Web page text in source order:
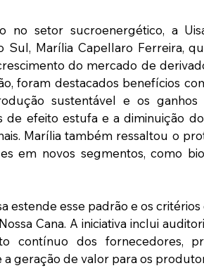
no setor sucroenergético, a
Marília Capellaro Ferreira,
do mercado de
foram destacados benefícios
sustentável e os ganhos
de efeito estufa e a diminuição
Marília também ressaltou o
em novos segmentos, como
estende esse padrão e os critérios
Cana. A iniciativa inclui
contínuo dos fornecedores,
geração de valor para os